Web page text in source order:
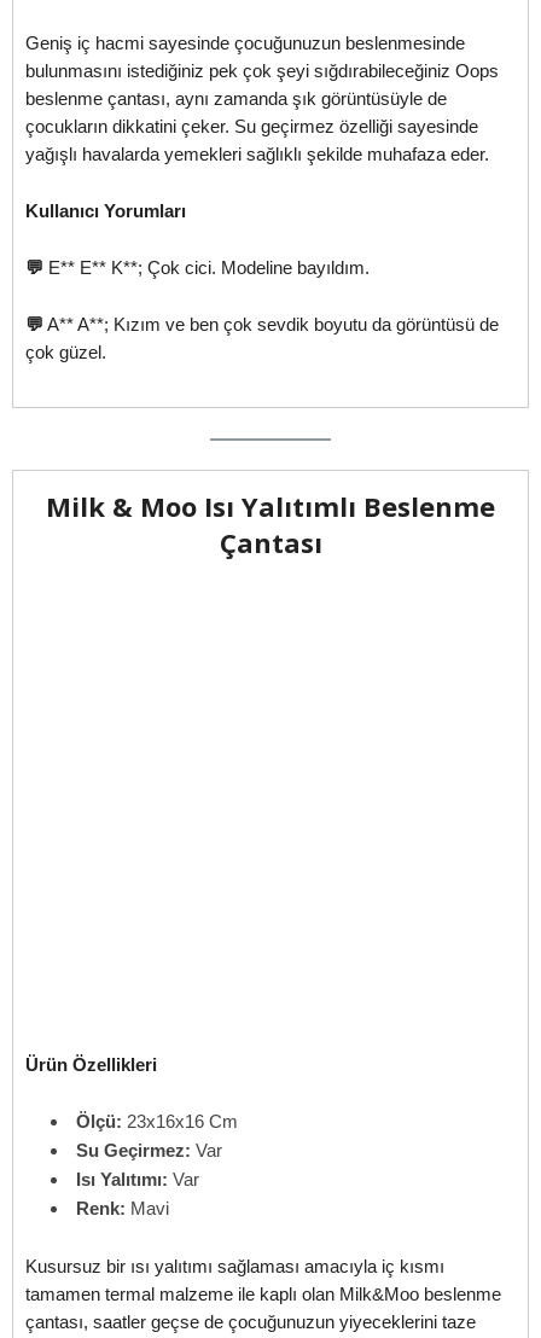
Geniş iç hacmi sayesinde çocuğunuzun beslenmesinde
bulunmasını istediğiniz pek çok şeyi sığdırabileceğiniz Oops
beslenme çantası, aynı zamanda şık görüntüsüyle de
çocukların dikkatini çeker. Su geçirmez özelliği sayesinde
yağışlı havalarda yemekleri sağlıklı şekilde muhafaza eder.
Kullanıcı Yorumları
💬 E** E** K**; Çok cici. Modeline bayıldım.
💬 A** A**; Kızım ve ben çok sevdik boyutu da görüntüsü de
çok güzel.
Milk & Moo Isı Yalıtımlı Beslenme
Çantası
Ürün Özellikleri
Ölçü: 23x16x16 Cm
Su Geçirmez: Var
Isı Yalıtımı: Var
Renk: Mavi
Kusursuz bir ısı yalıtımı sağlaması amacıyla iç kısmı
tamamen termal malzeme ile kaplı olan Milk&Moo beslenme
çantası, saatler geçse de çocuğunuzun yiyeceklerini taze